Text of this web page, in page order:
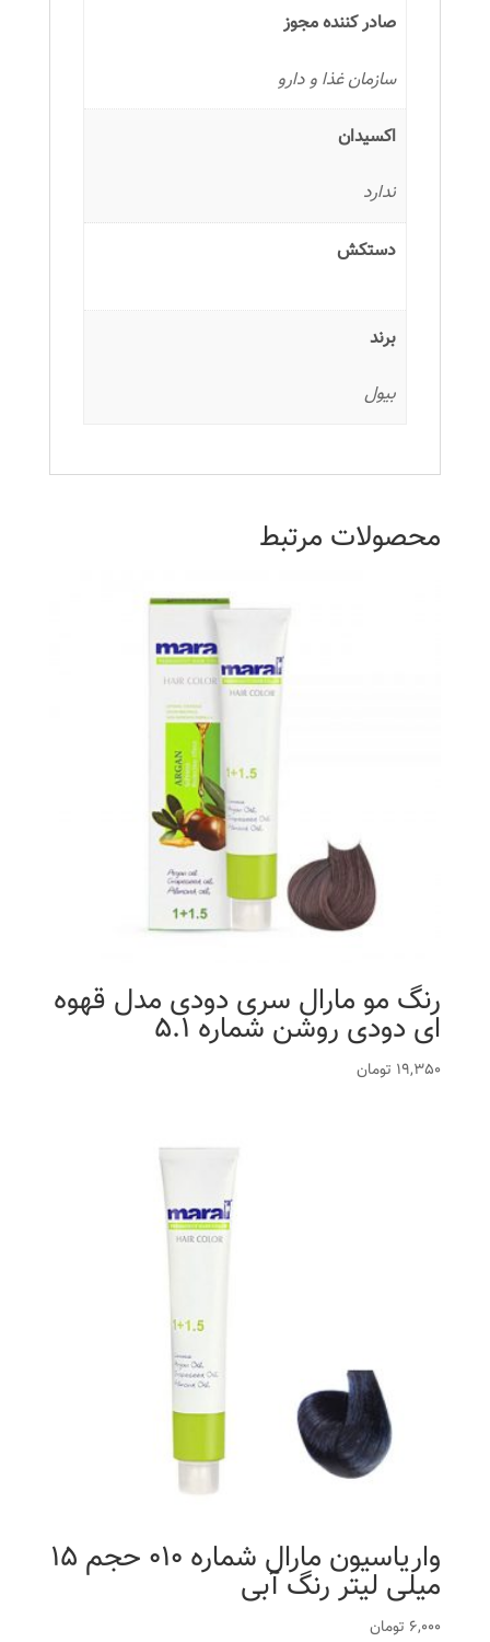
صادر کننده مجوز
سازمان غذا و دارو
اکسیدان
ندارد
دستکش
برند
بیول
محصولات مرتبط
رنگ مو مارال سری دودی مدل قهوه
ای دودی روشن شماره 5.1
19,350 تومان
واریاسیون مارال شماره 010 حجم 15
میلی لیتر رنگ آبی
6,000 تومان